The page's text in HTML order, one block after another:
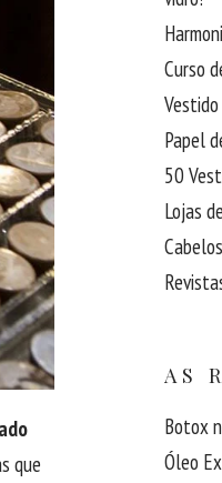
que
Curso
Papel
50
Lojas
AS
Botox
Óleo